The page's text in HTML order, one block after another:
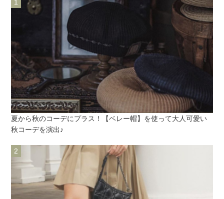
夏から秋のコーデにプラス！【ベレー帽】を使って大人可愛い
秋コーデを演出♪